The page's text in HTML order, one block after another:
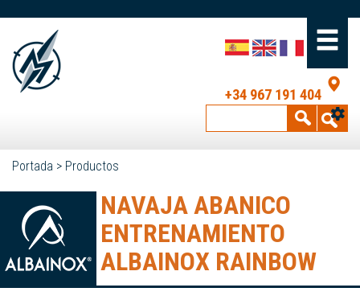
+34 967 191 404
Portada > Productos
NAVAJA ABANICO
ENTRENAMIENTO
ALBAINOX RAINBOW